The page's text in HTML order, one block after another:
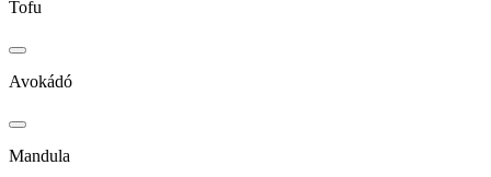
Tofu
Avokádó
Mandula